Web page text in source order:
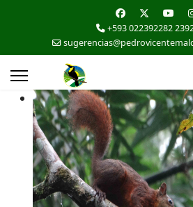
+593 022392282